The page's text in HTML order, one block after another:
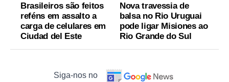
Brasileiros são feitos
reféns em assalto a
carga de celulares em
Ciudad del Este
Nova travessia de
balsa no Rio Uruguai
pode ligar Misiones ao
Rio Grande do Sul
Siga-nos no